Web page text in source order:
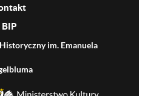
BIP
im. Emanuela